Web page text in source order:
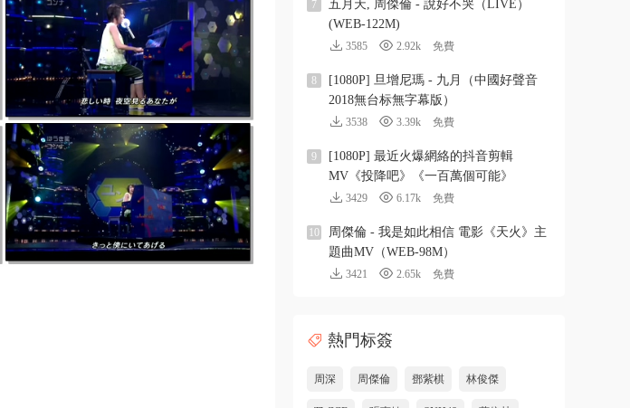
7
五月天, 周傑倫 - 說好不哭（LIVE）
(WEB-122M)
3585 2.92k 免費
8
[1080P] 旦增尼瑪 - 九月（中國好聲音
2018無台标無字幕版）
3538 3.39k 免費
9
[1080P] 最近火爆網絡的抖音剪輯
MV《投降吧》《一百萬個可能》
3429 6.17k 免費
10
周傑倫 - 我是如此相信 電影《天火》主
題曲MV（WEB-98M）
3421 2.65k 免費
熱門标簽
周深 周傑倫 鄧紫棋 林俊傑